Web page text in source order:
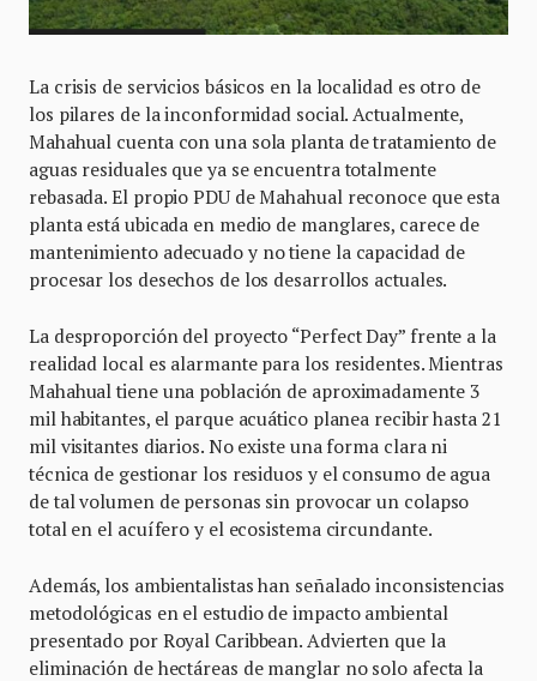
La crisis de servicios básicos en la localidad es otro de
los pilares de la inconformidad social. Actualmente,
Mahahual cuenta con una sola planta de tratamiento de
aguas residuales que ya se encuentra totalmente
rebasada. El propio PDU de Mahahual reconoce que esta
planta está ubicada en medio de manglares, carece de
mantenimiento adecuado y no tiene la capacidad de
procesar los desechos de los desarrollos actuales.
La desproporción del proyecto “Perfect Day” frente a la
realidad local es alarmante para los residentes. Mientras
Mahahual tiene una población de aproximadamente 3
mil habitantes, el parque acuático planea recibir hasta 21
mil visitantes diarios. No existe una forma clara ni
técnica de gestionar los residuos y el consumo de agua
de tal volumen de personas sin provocar un colapso
total en el acuífero y el ecosistema circundante.
Además, los ambientalistas han señalado inconsistencias
metodológicas en el estudio de impacto ambiental
presentado por Royal Caribbean. Advierten que la
eliminación de hectáreas de manglar no solo afecta la